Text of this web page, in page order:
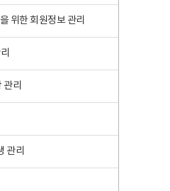
위한 회원정보 관리
관리
관리